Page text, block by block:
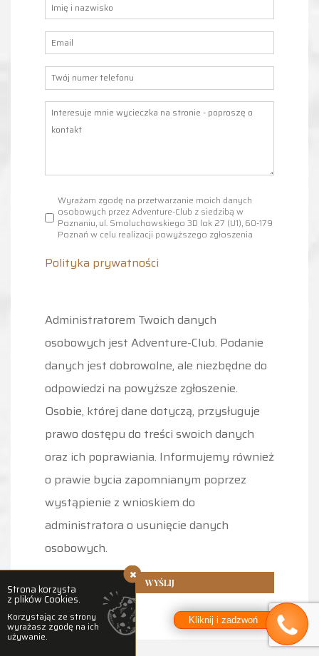
Wyrażam zgodę na przetwarzanie moich danych
osobowych przez Adventure-Club z siedzibą w
Poznaniu, ul. Smoluchowskiego 3D lok 27 (U1), 60-179
Poznań w celu realizacji powyższego zgłoszenia
Polityka prywatności
Administratorem Twoich danych
osobowych jest Adventure-Club. Podanie
danych jest dobrowolne, ale niezbędne do
odpowiedzi na powyższe zgłoszenie.
Osobie, której dane dotyczą, przysługuje
prawo dostępu do treści swoich danych
oraz ich poprawiania. Informujemy również
o prawie bycia zapomnianym poprzez
wystąpienie z wnioskiem do
administratora o usunięcie danych
osobowych.
Kliknij i zadzwoń
Strona korzysta
z plików Cookies.
Korzystając ze strony
wyrażasz zgodę na ich
używanie.